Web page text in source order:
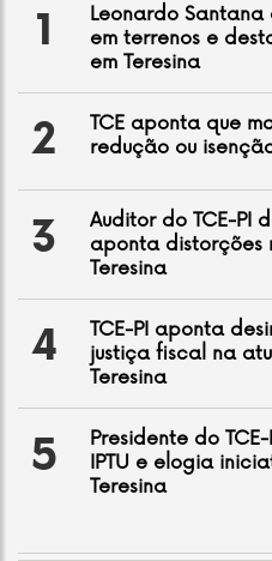
1
Leonardo Santana
em terrenos e
em Teresina
2
TCE aponta que
redução ou
3
Auditor do TCE-PI
aponta distorções
Teresina
4
TCE-PI aponta
justiça fiscal na
Teresina
5
Presidente do
IPTU e elogia
Teresina